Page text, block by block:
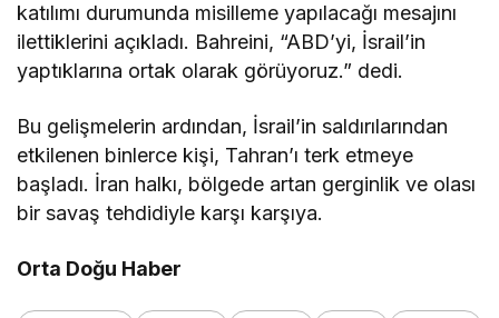
katılımı durumunda misilleme yapılacağı mesajını
ilettiklerini açıkladı. Bahreini, “ABD’yi, İsrail’in
yaptıklarına ortak olarak görüyoruz.” dedi.
Bu gelişmelerin ardından, İsrail’in saldırılarından
etkilenen binlerce kişi, Tahran’ı terk etmeye
başladı. İran halkı, bölgede artan gerginlik ve olası
bir savaş tehdidiyle karşı karşıya.
Orta Doğu Haber